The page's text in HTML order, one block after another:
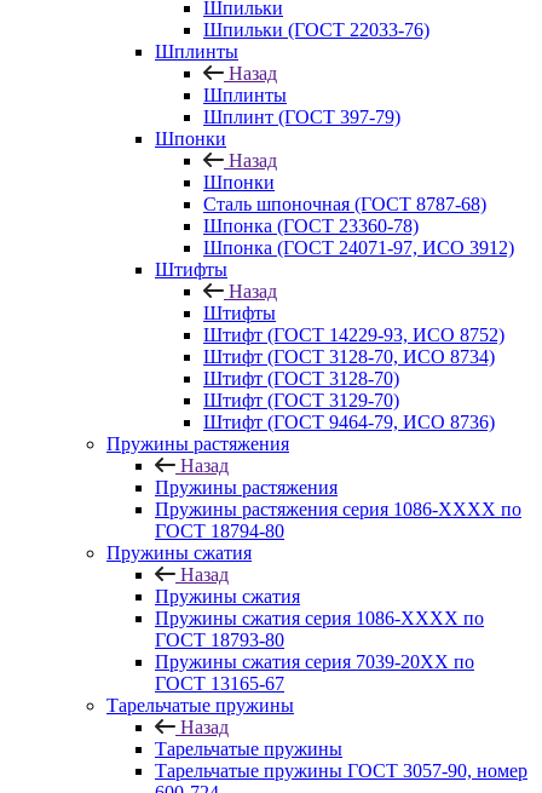
Шпильки
Шпильки (ГОСТ 22033-76)
Шплинты
Назад
Шплинты
Шплинт (ГОСТ 397-79)
Шпонки
Назад
Шпонки
Сталь шпоночная (ГОСТ 8787-68)
Шпонка (ГОСТ 23360-78)
Шпонка (ГОСТ 24071-97, ИСО 3912)
Штифты
Назад
Штифты
Штифт (ГОСТ 14229-93, ИСО 8752)
Штифт (ГОСТ 3128-70, ИСО 8734)
Штифт (ГОСТ 3128-70)
Штифт (ГОСТ 3129-70)
Штифт (ГОСТ 9464-79, ИСО 8736)
Пружины растяжения
Назад
Пружины растяжения
Пружины растяжения серия 1086-ХХХХ по
ГОСТ 18794‑80
Пружины сжатия
Назад
Пружины сжатия
Пружины сжатия серия 1086-ХХХХ по
ГОСТ 18793‑80
Пружины сжатия серия 7039-20ХХ по
ГОСТ 13165‑67
Тарельчатые пружины
Назад
Тарельчатые пружины
Тарельчатые пружины ГОСТ 3057-90, номер